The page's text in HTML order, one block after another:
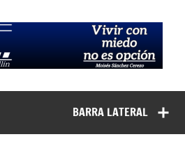
Medios
Informativos La
Unión…
BARRA LATERAL